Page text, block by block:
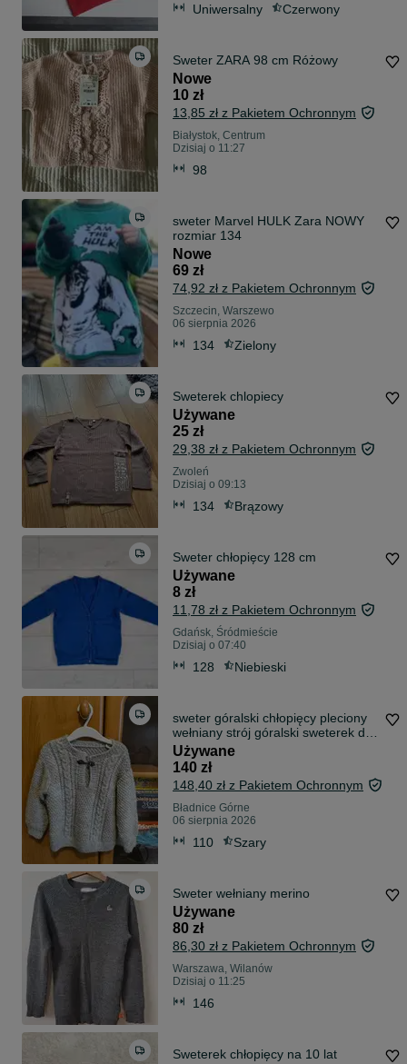
Uniwersalny Czerwony
Sweter ZARA 98 cm Różowy
Nowe
10 zł
13,85 zł z Pakietem Ochronnym
Białystok, Centrum
Dzisiaj o 11:27
98
sweter Marvel HULK Zara NOWY
rozmiar 134
Nowe
69 zł
74,92 zł z Pakietem Ochronnym
Szczecin, Warszewo
06 sierpnia 2026
134 Zielony
Sweterek chlopiecy
Używane
25 zł
29,38 zł z Pakietem Ochronnym
Zwoleń
Dzisiaj o 09:13
134 Brązowy
Sweter chłopięcy 128 cm
Używane
8 zł
11,78 zł z Pakietem Ochronnym
Gdańsk, Śródmieście
Dzisiaj o 07:40
128 Niebieski
sweter góralski chłopięcy pleciony
wełniany strój góralski sweterek dla
chłopca oryginalny góralski folk
szary parzenica wełna
Używane
140 zł
148,40 zł z Pakietem Ochronnym
Bładnice Górne
06 sierpnia 2026
110 Szary
Sweter wełniany merino
Używane
80 zł
86,30 zł z Pakietem Ochronnym
Warszawa, Wilanów
Dzisiaj o 11:25
146
Sweterek chłopięcy na 10 lat